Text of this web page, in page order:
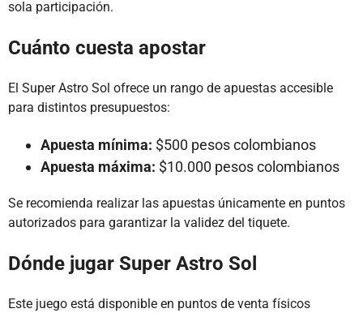
sola participación.
Cuánto cuesta apostar
El Super Astro Sol ofrece un rango de apuestas accesible
para distintos presupuestos:
Apuesta mínima: $500 pesos colombianos
Apuesta máxima: $10.000 pesos colombianos
Se recomienda realizar las apuestas únicamente en puntos
autorizados para garantizar la validez del tiquete.
Dónde jugar Super Astro Sol
Este juego está disponible en puntos de venta físicos